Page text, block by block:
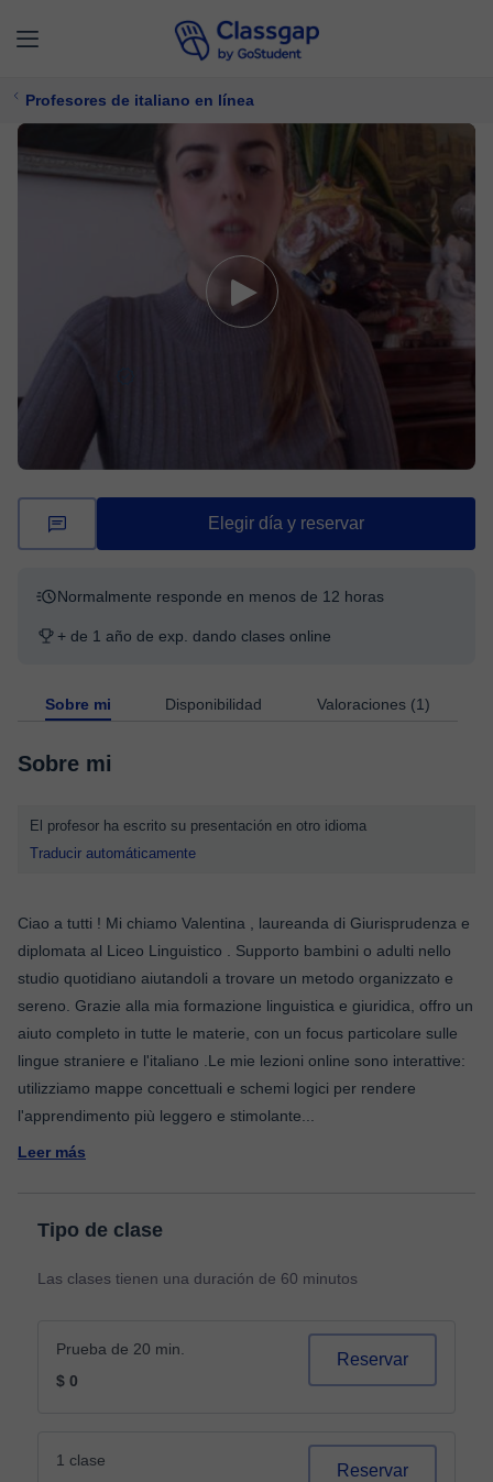
Profesores de italiano en línea
Italiano
Ofrece prueba gratuita
Elegir día y reservar
Normalmente responde en menos de 12 horas
+ de 1 año de exp. dando clases online
Sobre mi Disponibilidad Valoraciones (1)
Sobre mi
El profesor ha escrito su presentación en otro idioma
Traducir automáticamente
Ciao a tutti ! Mi chiamo Valentina , laureanda di Giurisprudenza e
diplomata al Liceo Linguistico . Supporto bambini o adulti nello
studio quotidiano aiutandoli a trovare un metodo organizzato e
sereno. Grazie alla mia formazione linguistica e giuridica, offro un
aiuto completo in tutte le materie, con un focus particolare sulle
lingue straniere e l'italiano .Le mie lezioni online sono interattive:
utilizziamo mappe concettuali e schemi logici per rendere
l'apprendimento più leggero e stimolante
Leer más
Tipo de clase
Las clases tienen una duración de 60 minutos
Prueba de 20 min.
$ 0
Reservar
1 clase
Reservar